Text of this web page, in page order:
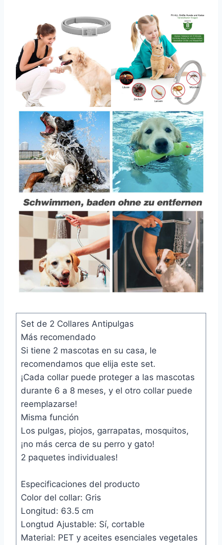
Set de 2 Collares Antipulgas
Más recomendado
Si tiene 2 mascotas en su casa, le
recomendamos que elija este set.
¡Cada collar puede proteger a las mascotas
durante 6 a 8 meses, y el otro collar puede
reemplazarse!
Misma función
Los pulgas, piojos, garrapatas, mosquitos,
¡no más cerca de su perro y gato!
2 paquetes individuales!
Especificaciones del producto
Color del collar: Gris
Longitud: 63.5 cm
Longtud Ajustable: Sí, cortable
Material: PET y aceites esenciales vegetales